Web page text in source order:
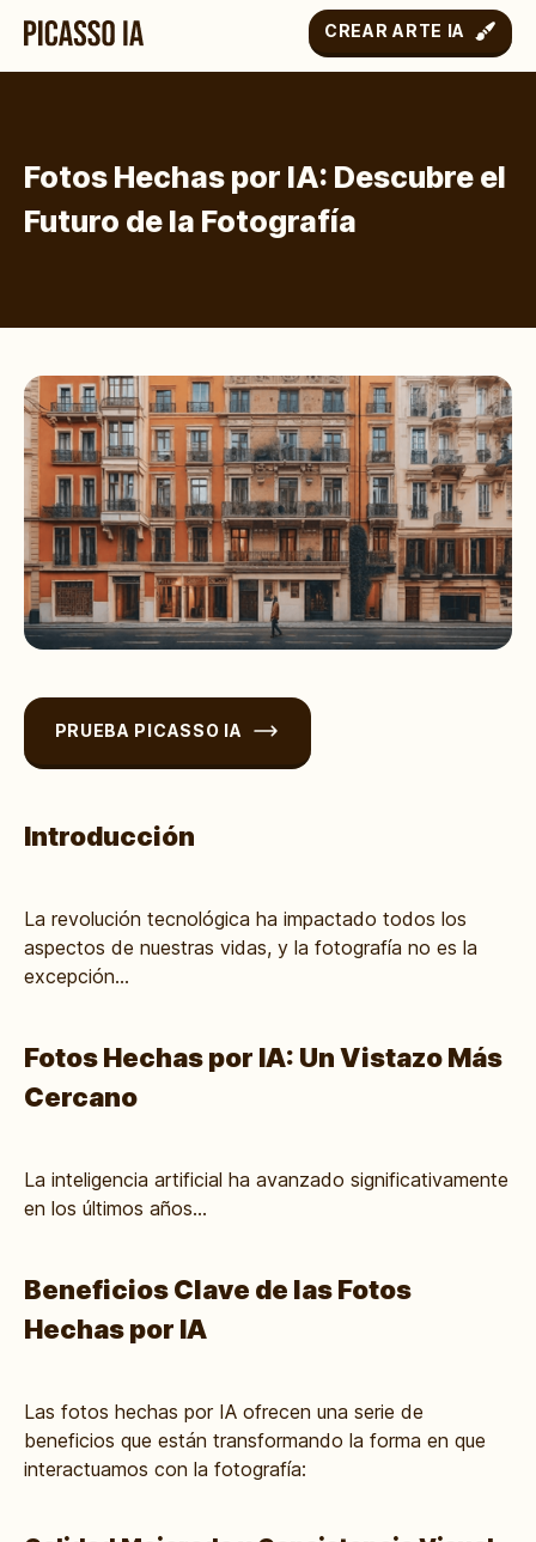
CREAR ARTE IA
Fotos Hechas por IA: Descubre el
Futuro de la Fotografía
PRUEBA PICASSO IA
Introducción
La revolución tecnológica ha impactado todos los
aspectos de nuestras vidas, y la fotografía no es la
excepción...
Fotos Hechas por IA: Un Vistazo Más
Cercano
La inteligencia artificial ha avanzado significativamente
en los últimos años...
Beneficios Clave de las Fotos
Hechas por IA
Las fotos hechas por IA ofrecen una serie de
beneficios que están transformando la forma en que
interactuamos con la fotografía: